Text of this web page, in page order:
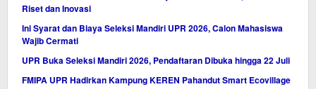
Riset dan Inovasi
Ini Syarat dan Biaya Seleksi Mandiri UPR 2026, Calon Mahasiswa
Wajib Cermati
UPR Buka Seleksi Mandiri 2026, Pendaftaran Dibuka hingga 22 Juli
FMIPA UPR Hadirkan Kampung KEREN Pahandut Smart Ecovillage